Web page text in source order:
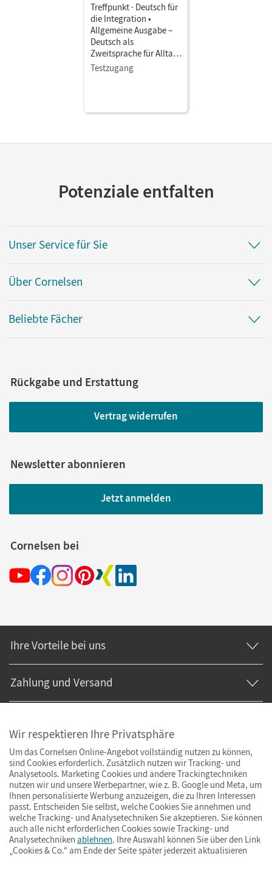
Treffpunkt · Deutsch für
die Integration •
Allgemeine Ausgabe –
Deutsch als
Zweitsprache für Alltag
und Beruf · B1:
Gesamtband • Kursbuch
Testzugang
Potenziale entfalten
Unser Service für Sie
Über Cornelsen
Beliebte Fächer
Rückgabe und Erstattung
Vertrag widerrufen
Newsletter abonnieren
Jetzt anmelden
Cornelsen bei
Ihre Vorteile bei uns
Zahlung und Versand
ImpressumAGBDatenschutzBarrierefreiheitCookies & Co.
Wir respektieren Ihre Privatsphäre
Um das Cornelsen Online-Angebot vollständig nutzen zu können,
sind Cookies erforderlich. Zusätzlich nutzen wir Tracking- und
Analysetools. Marketing Cookies und andere Trackingtechniken
nutzen wir und unsere Werbepartner, wie z. B. Google und Meta, um
Ihnen personalisierte Werbung anzuzeigen, die zu Ihren Interessen
passt. Entscheiden Sie selbst, welche Cookies Sie annehmen und
welche Tracking- und Analysetechniken Sie akzeptieren. Sie können
auch alle nicht erforderlichen Cookies sowie Tracking- und
Analysetechniken ablehnen. Ihre Auswahl können Sie über den Link
„Cookies & Co.“ am Ende der Seite später jederzeit aktualisieren